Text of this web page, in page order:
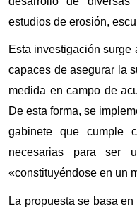
estudios de erosión,
Esta investigación surge
capaces de asegurar la
medida en campo de
De esta forma, se
gabinete que cumple
necesarias para ser
«constituyéndose en un
La propuesta se basa